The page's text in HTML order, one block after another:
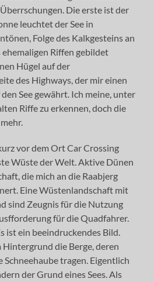
Die erste ist der
leuchtet der See in
Folge des Kalkgesteins an
ehemaligen Riffen gebildet
Hügel auf der
des Highways, der mir einen
See gewährt. Ich meine, unter
Riffe zu erkennen, doch die
vor dem Ort Car Crossing
Wüste der Welt. Aktive Dünen
die mich an die Raabjerg
Eine Wüstenlandschaft mit
sind Zeugnis für die Nutzung
für die Quadfahrer.
ist ein beeindruckendes Bild.
Hintergrund die Berge, deren
Schneehaube tragen. Eigentlich
der Grund eines Sees. Als